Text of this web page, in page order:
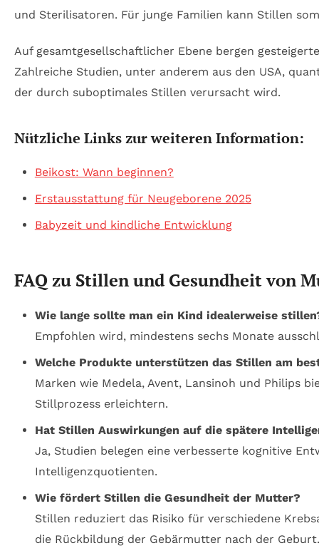
und Sterilisatoren. Für junge Familien kann Stillen
Auf gesamtgesellschaftlicher Ebene bergen
Zahlreiche Studien, unter anderem aus den USA,
der durch suboptimales Stillen verursacht wird.
Nützliche Links zur weiteren Information:
Beikost: Wann beginnen?
Erstausstattung für Neugeborene 2025
Babyzeit und kindliche Entwicklung
FAQ zu Stillen und Gesundheit von
Wie lange sollte man ein Kind idealerweise
Empfohlen wird, mindestens sechs Monate
Welche Produkte unterstützen das Stillen am
Marken wie Medela, Avent, Lansinoh und Philips
Stillprozess erleichtern.
Hat Stillen Auswirkungen auf die spätere
Ja, Studien belegen eine verbesserte kognitive
Intelligenzquotienten.
Wie fördert Stillen die Gesundheit der Mutter?
Stillen reduziert das Risiko für verschiedene
die Rückbildung der Gebärmutter nach der Geburt.